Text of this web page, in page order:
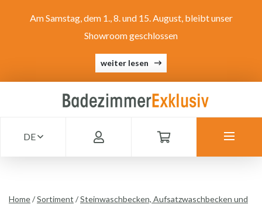
Am Samstag, dem 1., 8. und 15. August, bleibt unser
Showroom geschlossen
weiter lesen
DE
Home/Sortiment /Steinwaschbecken, Aufsatzwaschbecken und